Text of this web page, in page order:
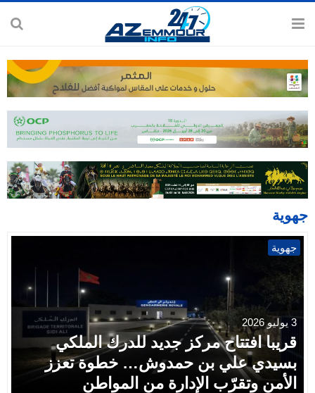
جهوية
جهوية
3 يوليو 2026
قريبا افتتاح مركز جديد للدرك الملكي
بسيدي علي بن حمدوش… خطوة تعزز
الأمن وتقرّب الإدارة من المواطن